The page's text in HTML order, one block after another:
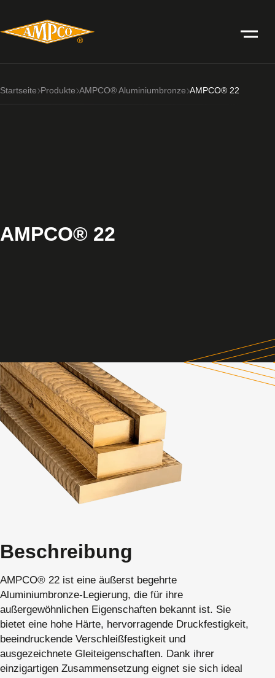
Startseite Produkte AMPCO® Aluminiumbronze AMPCO® 22
AMPCO® 22
Beschreibung
AMPCO® 22 ist eine äußerst begehrte
Aluminiumbronze-Legierung, die für ihre
außergewöhnlichen Eigenschaften bekannt ist. Sie
bietet eine hohe Härte, hervorragende Druckfestigkeit,
beeindruckende Verschleißfestigkeit und
ausgezeichnete Gleiteigenschaften. Dank ihrer
einzigartigen Zusammensetzung eignet sie sich ideal